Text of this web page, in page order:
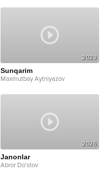
2023
Sunqarim
Maxmutbay Aytniyazov
2025
Janonlar
Abror Do'stov